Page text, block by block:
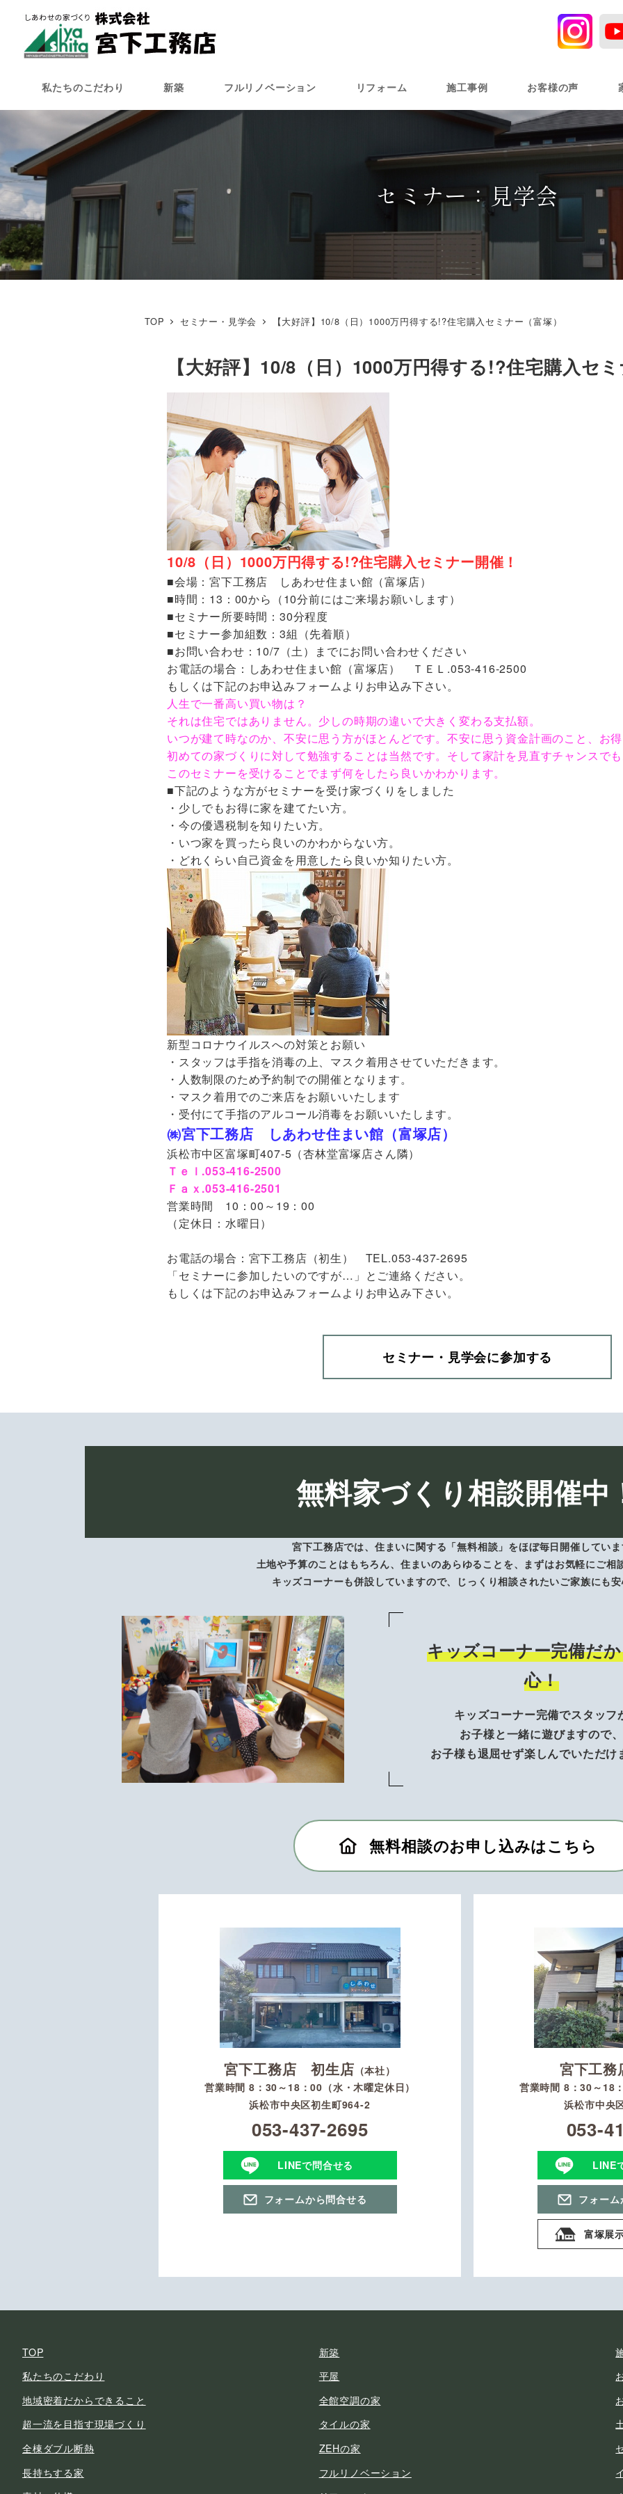
ン
移
動
私たちのこだわり 新築 フルリノベーション リフォーム 施工事例 お客様の声
セミナー：見学会
TOP セミナー・見学会 【大好評】10/8（日）1000万円得する!?住宅購入セミナー（富塚）
【大好評】10/8（日）1000万円得する!?住宅購入セ
10/8（日）1000万円得する!?住宅購入セミナー開催！
■会場：宮下工務店 しあわせ住まい館（富塚店）
■時間：13：00から（10分前にはご来場お願いします）
■セミナー所要時間：30分程度
■セミナー参加組数：3組（先着順）
■お問い合わせ：10/7（土）までにお問い合わせください
お電話の場合：しあわせ住まい館（富塚店） ＴＥＬ.053-416-2500
もしくは下記のお申込みフォームよりお申込み下さい。
人生で一番高い買い物は？
それは住宅ではありません。少しの時期の違いで大きく変わる支払額。
いつが建て時なのか、不安に思う方がほとんどです。不安に思う資金計画のこと、お
初めての家づくりに対して勉強することは当然です。そして家計を見直すチャンスで
このセミナーを受けることでまず何をしたら良いかわかります。
■下記のような方がセミナーを受け家づくりをしました
・少しでもお得に家を建てたい方。
・今の優遇税制を知りたい方。
・いつ家を買ったら良いのかわからない方。
・どれくらい自己資金を用意したら良いか知りたい方。
新型コロナウイルスへの対策とお願い
・スタッフは手指を消毒の上、マスク着用させていただきます。
・人数制限のため予約制での開催となります。
・マスク着用でのご来店をお願いいたします
・受付にて手指のアルコール消毒をお願いいたします。
㈱宮下工務店 しあわせ住まい館（富塚店）
浜松市中区富塚町407-5（杏林堂富塚店さん隣）
Ｔｅｌ.053-416-2500
Ｆａｘ.053-416-2501
営業時間 10：00～19：00
（定休日：水曜日）
お電話の場合：宮下工務店（初生） TEL.053-437-2695
「セミナーに参加したいのですが…」とご連絡ください。
もしくは下記のお申込みフォームよりお申込み下さい。
セミナー・見学会に参加する
無料家づくり相談開催中
宮下工務店では、住まいに関する「無料相談」をほぼ毎日開催してい
土地や予算のことはもちろん、住まいのあらゆることを、まずはお気軽にご相
キッズコーナーも併設していますので、じっくり相談されたいご家族にも
キッズコーナー完備だ
心！
キッズコーナー完備でスタッフ
お子様と一緒に遊びますので、
お子様も退屈せず楽しんでいただけ
無料相談のお申し込みはこちら
宮下工務店 初生店 （本社）
営業時間 8：30～18：00（水・木曜定休日）
浜松市中央区初生町964-2
053-437-2695
LINEで問合せる
フォームから問合せる
宮下工
営業時間 8：30～18
浜松市中央
053-
LINE
フォー
富塚展
TOP
私たちのこだわり
地域密着だからできること
超一流を目指す現場づくり
全棟ダブル断熱
長持ちする家
新築
平屋
全館空調の家
タイルの家
ZEHの家
フルリノベーション